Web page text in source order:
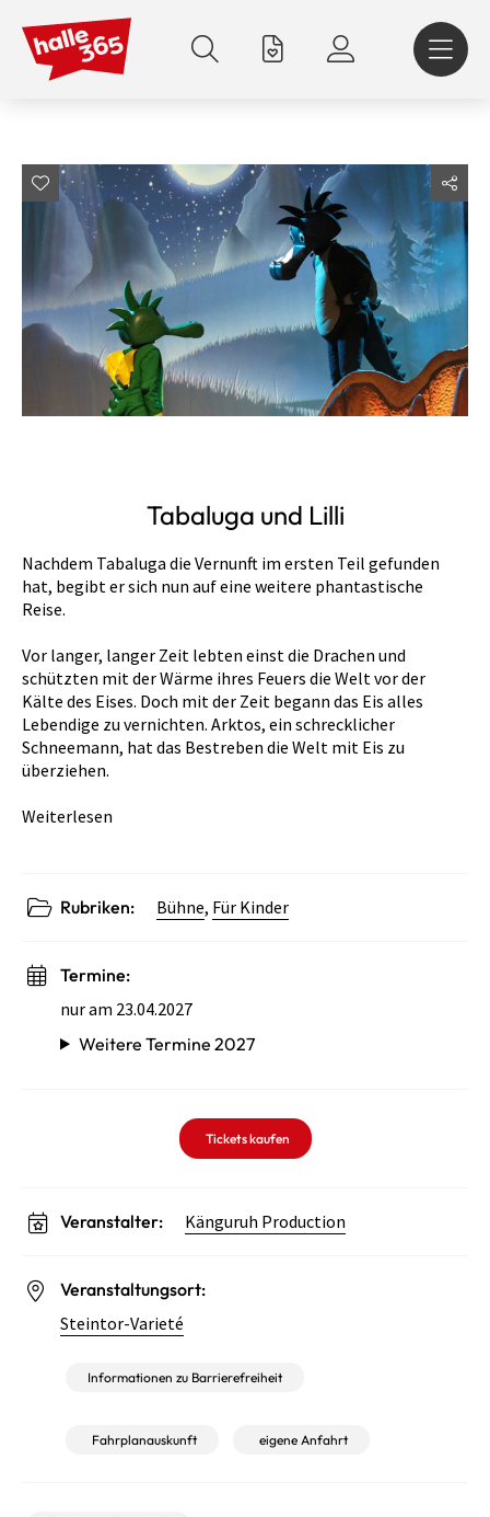
zum
Inhalt
Tabaluga und Lilli
Nachdem Tabaluga die Vernunft im ersten Teil gefunden
hat, begibt er sich nun auf eine weitere phantastische
Reise.
Vor langer, langer Zeit lebten einst die Drachen und
schützten mit der Wärme ihres Feuers die Welt vor der
Kälte des Eises. Doch mit der Zeit begann das Eis alles
Lebendige zu vernichten. Arktos, ein schrecklicher
Schneemann, hat das Bestreben die Welt mit Eis zu
überziehen.
Weiterlesen
Rubriken: Bühne, Für Kinder
Termine:
nur am 23.04.2027
Weitere Termine 2027
Tickets kaufen
Veranstalter: Känguruh Production
Veranstaltungsort:
Steintor-Varieté
Informationen zu Barrierefreiheit
Fahrplanauskunft eigene Anfahrt